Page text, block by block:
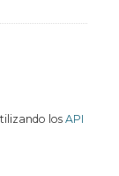
los API